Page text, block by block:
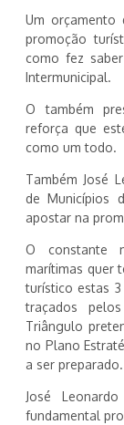
Um orçamento
promoção
como fez
Intermunicipal.
O também
reforça que
como um todo.
Também José
de Municípios
apostar na
O constante
marítimas quer
turístico estas
traçados
Triângulo
no Plano
a ser preparado.
José
fundamental